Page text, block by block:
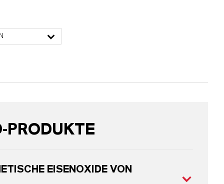
PRODUKTE
EISENOXIDE VON